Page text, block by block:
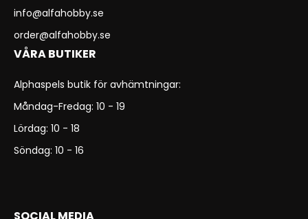
info@alfahobby.se
order@alfahobby.se
VÅRA BUTIKER
Alphaspels butik för avhämtningar:
Måndag-Fredag: 10 - 19
Lördag: 10 - 18
Söndag: 10 - 16